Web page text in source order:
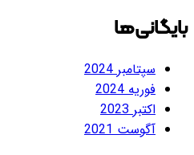
بایگانی‌ها
سپتامبر 2024
فوریه 2024
اکتبر 2023
آگوست 2021